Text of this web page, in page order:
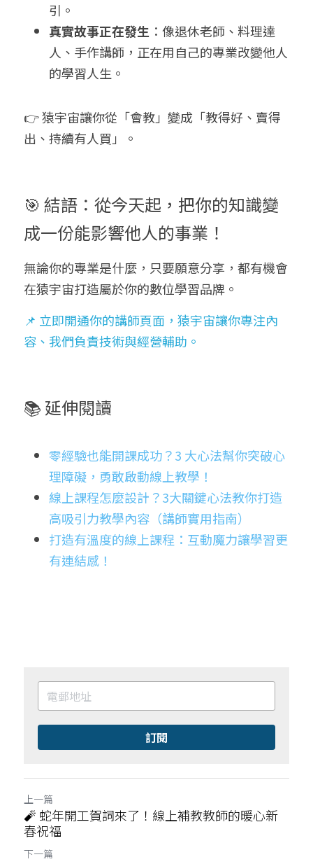
引。
真實故事正在發生 ：像退休老師、料理達
人、手作講師，正在用自己的專業改變他人
的學習人生。
👉 猿宇宙讓你從「會教」變成「教得好、賣得
出、持續有人買」。
🎯 結語：從今天起，把你的知識變
成一份能影響他人的事業！
無論你的專業是什麼，只要願意分享，都有機會
在猿宇宙打造屬於你的數位學習品牌。
📌 立即開通你的講師頁面，猿宇宙讓你專注內
容、我們負責技術與經營輔助。
📚 延伸閱讀
零經驗也能開課成功？3 大心法幫你突破心
理障礙，勇敢啟動線上教學！
線上課程怎麼設計？3大關鍵心法教你打造
高吸引力教學內容（講師實用指南）
打造有溫度的線上課程：互動魔力讓學習更
有連結感！
訂閱
上一篇
🧨 蛇年開工賀詞來了！線上補教教師的暖心新
春祝福
下一篇